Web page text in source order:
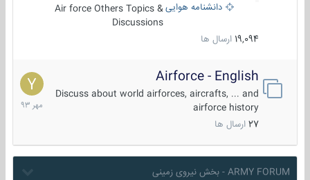
دانشنامه هواییAir force Others Topics &
Discussions
19,094 ارسال ها
Airforce - English
Discuss about world airforces, aircrafts, ... and
airforce history
27 ارسال ها
15
مهر
1393
ARMY FORUM - بخش نیروی زمینی